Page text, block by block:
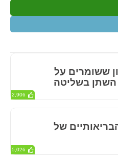
ששומרים על
השתן בשליטה
2,906
הבריאותיים של
5,026